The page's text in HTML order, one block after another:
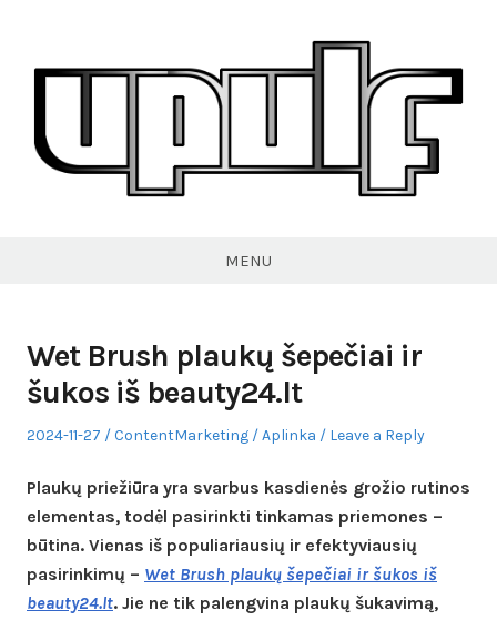
content
MENU
Wet Brush plaukų šepečiai ir
šukos iš beauty24.lt
Posted
2024-11-27 Author
ContentMarketing
Posted
Aplinka Leave a Reply
Plaukų priežiūra yra svarbus kasdienės grožio rutinos
elementas, todėl pasirinkti tinkamas priemones –
būtina. Vienas iš populiariausių ir efektyviausių
pasirinkimų – Wet Brush plaukų šepečiai ir šukos iš
beauty24.lt. Jie ne tik palengvina plaukų šukavimą,